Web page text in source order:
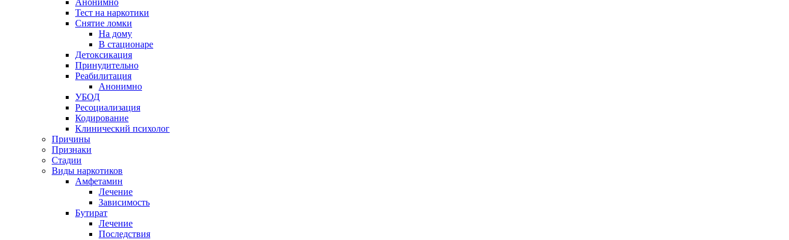
Анонимно
Тест на наркотики
Снятие ломки
На дому
В стационаре
Детоксикация
Принудительно
Реабилитация
Анонимно
УБОД
Ресоциализация
Кодирование
Клинический психолог
Причины
Признаки
Стадии
Виды наркотиков
Амфетамин
Лечение
Зависимость
Бутират
Лечение
Последствия